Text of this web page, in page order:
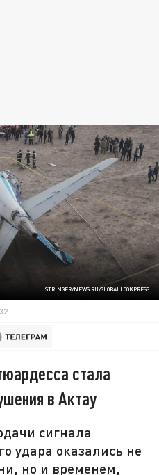
STRINGER/NEWS.RU/GLOBALLOOKPRESS
стала
в Актау
сигнала
удара оказались не
но и временем,